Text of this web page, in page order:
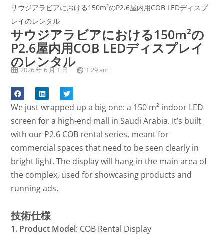
サウジアラビアにおける150m²のP2.6屋内用COB LEDディスプ
レイのレンタル
サウジアラビアにおける150m²の
P2.6屋内用COB LEDディスプレイ
のレンタル
2026 年 6 月 1 日 1:29 am
We just wrapped up a big one: a 150 m² indoor LED
screen for a high-end mall in Saudi Arabia. It’s built
with our P2.6 COB rental series, meant for
commercial spaces that need to be seen clearly in
bright light. The display will hang in the main area of
the complex, used for showcasing products and
running ads.
技術仕様
1. Product Model: COB Rental Display